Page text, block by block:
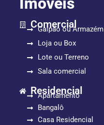
Comercial
Galpão ou Armazém
Loja ou Box
Lote ou Terreno
Sala comercial
Residencial
Apartamento
Bangalô
Casa Residencial